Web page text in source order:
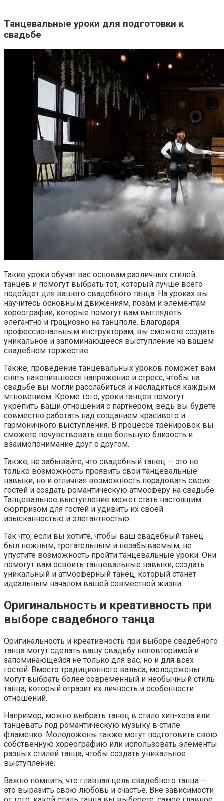
Танцевальные уроки для подготовки к
свадьбе
Такие уроки обучат вас основам различных стилей
танцев и помогут выбрать тот, который лучше всего
подойдет для вашего свадебного танца. На уроках вы
научитесь основным движениям, позам и элементам
хореографии, которые помогут вам выглядеть
элегантно и грациозно на танцполе. Благодаря
профессиональным инструкторам, вы сможете создать
уникальное и запоминающееся выступление на вашем
свадебном торжестве.
Также, проведение танцевальных уроков поможет вам
снять накопившееся напряжение и стресс, чтобы на
свадьбе вы могли расслабиться и насладиться каждым
мгновением. Кроме того, уроки танцев помогут
укрепить ваши отношения с партнером, ведь вы будете
совместно работать над созданием красивого и
гармоничного выступления. В процессе тренировок вы
сможете почувствовать еще большую близость и
взаимопонимание друг с другом.
Также, не забывайте, что свадебный танец — это не
только возможность проявить свои танцевальные
навыки, но и отличная возможность порадовать своих
гостей и создать романтическую атмосферу на свадьбе.
Танцевальное выступление может стать настоящим
сюрпризом для гостей и удивить их своей
изысканностью и элегантностью.
Так что, если вы хотите, чтобы ваш свадебный танец
был нежным, трогательным и незабываемым, не
упустите возможность пройти танцевальные уроки. Они
помогут вам освоить танцевальные навыки, создать
уникальный и атмосферный танец, который станет
идеальным началом вашей совместной жизни.
Оригинальность и креативность при
выборе свадебного танца
Оригинальность и креативность при выборе свадебного
танца могут сделать вашу свадьбу неповторимой и
запоминающейся не только для вас, но и для всех
гостей. Вместо традиционного вальса, молодожены
могут выбрать более современный и необычный стиль
танца, который отразит их личность и особенности
отношений.
Например, можно выбрать танец в стиле хип-хопа или
танцевать под романтическую музыку в стиле
фламенко. Молодожены также могут подготовить свою
собственную хореографию или использовать элементы
разных стилей танца, чтобы создать уникальное
выступление.
Важно помнить, что главная цель свадебного танца —
это выразить свою любовь и счастье. Вне зависимости